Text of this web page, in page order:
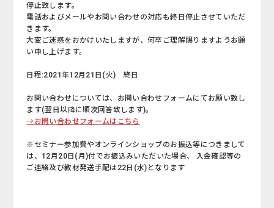
停止致します。
電話およびメールやお問い合わせの対応も終日停止させていただ
きます。
大変ご迷惑をおかけいたしますが、何卒ご理解賜りますようお願
い申し上げます。
日程:2021年12月21日(火) 終日
お問い合わせについては、お問い合わせフォームにてお願い致し
ます(翌日以降に順次回答致します)。
→お問い合わせフォームはこちら
※セミナー参加費やオンラインショップのお振込等につきまして
は、12月20日(月)付でお振込みいただいた場合、 入金確認等の
ご連絡及び教材発送手配は22日(水)となります